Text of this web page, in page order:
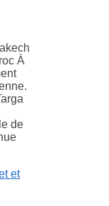
À
de